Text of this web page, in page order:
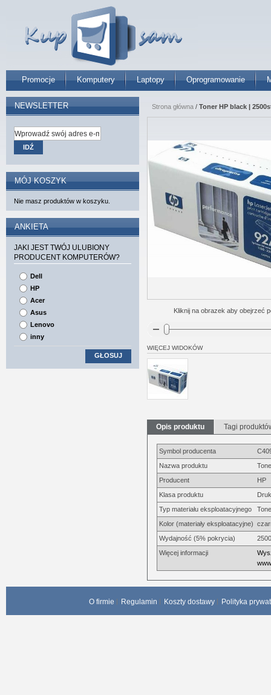
Promocje Komputery Laptopy Oprogramowanie
Strona główna / Toner HP black |
Kliknij na obrazek aby obejrzeć
WIĘCEJ WIDOKÓW
Opis produktu Tagi
Symbol producenta
Nazwa produktu
Producent
HP
Klasa produktu
Typ materiału eksploatacyjnego
Kolor (materiały eksploatacyjne)
Wydajność (5% pokrycia)
Więcej informacji
NEWSLETTER
IDŹ
MÓJ KOSZYK
Nie masz produktów w koszyku.
ANKIETA
JAKI JEST TWÓJ ULUBIONY
PRODUCENT KOMPUTERÓW?
Dell
HP
Acer
Asus
Lenovo
inny
GŁOSUJ
O firmie Regulamin Koszty dostawy Polityka